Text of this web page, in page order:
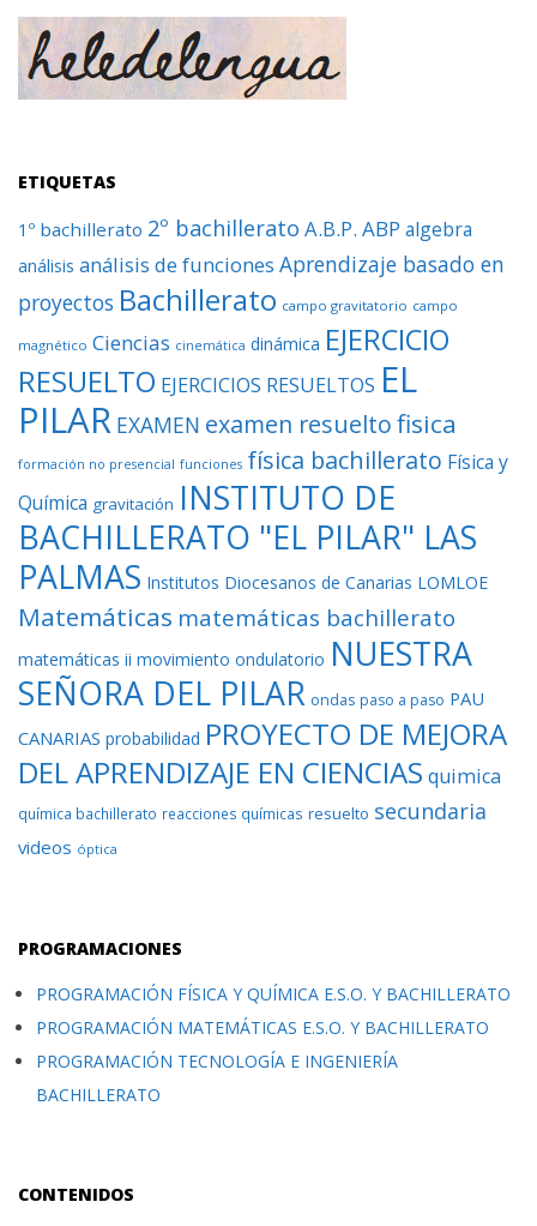
ETIQUETAS
1º bachillerato 2º bachillerato A.B.P. ABP algebra
análisis análisis de funciones Aprendizaje basado en
proyectos Bachillerato campo gravitatorio campo
magnético Ciencias cinemática dinámica EJERCICIO
RESUELTO EJERCICIOS RESUELTOS EL
PILAR EXAMEN examen resueltofisica
formación no presencial funciones física bachillerato Física y
Química gravitación INSTITUTO DE
BACHILLERATO "EL PILAR" LAS
PALMAS Institutos Diocesanos de Canarias LOMLOE
Matemáticas matemáticas bachillerato
matemáticas ii movimiento ondulatorio NUESTRA
SEÑORA DEL PILAR ondas paso a paso PAU
CANARIAS probabilidad PROYECTO DE MEJORA
DEL APRENDIZAJE EN CIENCIAS quimica
química bachillerato reacciones químicas resuelto secundaria
videos óptica
PROGRAMACIONES
PROGRAMACIÓN FÍSICA Y QUÍMICA E.S.O. Y BACHILLERATO
PROGRAMACIÓN MATEMÁTICAS E.S.O. Y BACHILLERATO
PROGRAMACIÓN TECNOLOGÍA E INGENIERÍA
BACHILLERATO
CONTENIDOS